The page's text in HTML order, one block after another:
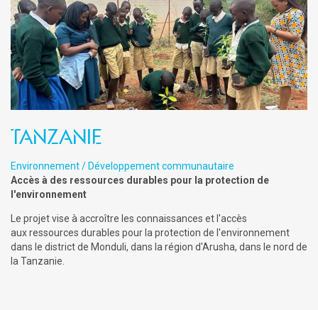
Tanzanie
Environnement / Développement communautaire
Accès à des ressources durables pour la protection de
l'environnement
Le projet vise à accroître les connaissances et l'accès
aux ressources durables pour la protection de l'environnement
dans le district de Monduli, dans la région d'Arusha, dans le nord de
la Tanzanie.